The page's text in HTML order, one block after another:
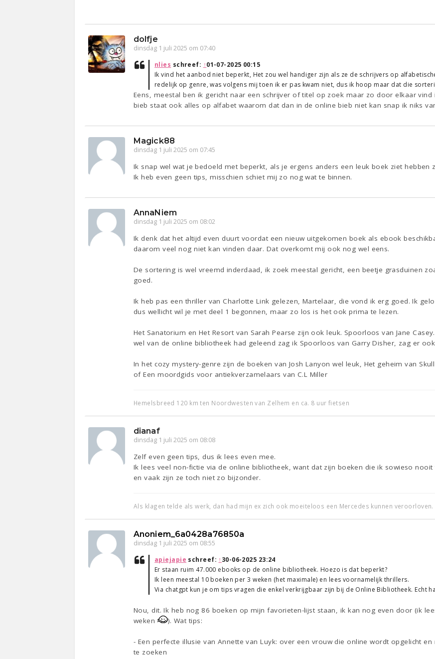
dolfje
dinsdag 1 juli 2025 om 07:40
nlies schreef: ↑01-07-2025 00:15
Ik vind het aanbod niet beperkt, Het zou wel handiger zijn als ze de schrijvers op
redelijk op genre, was volgens mij toen ik er pas kwam niet, dus ik hoop maar dat die
Eens, meestal ben ik gericht naar een schrijver of titel op zoek maar zo door elkaar
bieb staat ook alles op alfabet waarom dat dan in de online bieb niet kan snap ik niks
Magick88
dinsdag 1 juli 2025 om 07:45
Ik snap wel wat je bedoeld met beperkt, als je ergens anders een leuk boek ziet hebben
Ik heb even geen tips, misschien schiet mij zo nog wat te binnen.
AnnaNiem
dinsdag 1 juli 2025 om 08:02
Ik denk dat het altijd even duurt voordat een nieuw uitgekomen boek als ebook
daarom veel nog niet kan vinden daar. Dat overkomt mij ook nog wel eens.
De sortering is wel vreemd inderdaad, ik zoek meestal gericht, een beetje grasduinen
goed.
Ik heb pas een thriller van Charlotte Link gelezen, Martelaar, die vond ik erg goed. Ik
dus wellicht wil je met deel 1 begonnen, maar zo los is het ook prima te lezen.
Het Sanatorium en Het Resort van Sarah Pearse zijn ook leuk. Spoorloos van Jane
wel van de online bibliotheek had geleend zag ik Spoorloos van Garry Disher, zag er
In het cozy mystery-genre zijn de boeken van Josh Lanyon wel leuk, Het geheim van
of Een moordgids voor antiekverzamelaars van C.L Miller
Hemelsbreed 120 km ten Noordwesten van Zelhem en ca. 8 uur fietsen
dianaf
dinsdag 1 juli 2025 om 08:08
Zelf even geen tips, dus ik lees even mee.
Ik lees veel non-fictie via de online bibliotheek, want dat zijn boeken die ik sowieso
en vaak zijn ze toch niet zo bijzonder.
Als klagen telde als werk, dan had mijn ex zich ook moeiteloos een Mercedes kunnen veroorloven.
Anoniem_6a0428a76850a
dinsdag 1 juli 2025 om 08:55
apiejapie schreef: ↑30-06-2025 23:24
Er staan ruim 47.000 ebooks op de online bibliotheek. Hoezo is dat beperkt?
Ik leen meestal 10 boeken per 3 weken (het maximale) en lees voornamelijk thrillers.
Via chatgpt kun je om tips vragen die enkel verkrijgbaar zijn bij de Online Bibliotheek. Echt
Nou, dit. Ik heb nog 86 boeken op mijn favorieten-lijst staan, ik kan nog even door (ik
weken
). Wat tips:
- Een perfecte illusie van Annette van Luyk: over een vrouw die online wordt opgelicht
te zoeken